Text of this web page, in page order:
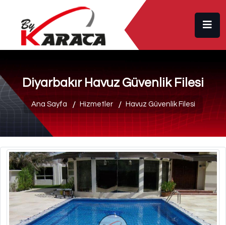
Diyarbakır Havuz Güvenlik Filesi
Ana Sayfa Hizmetler Havuz Güvenlik Filesi